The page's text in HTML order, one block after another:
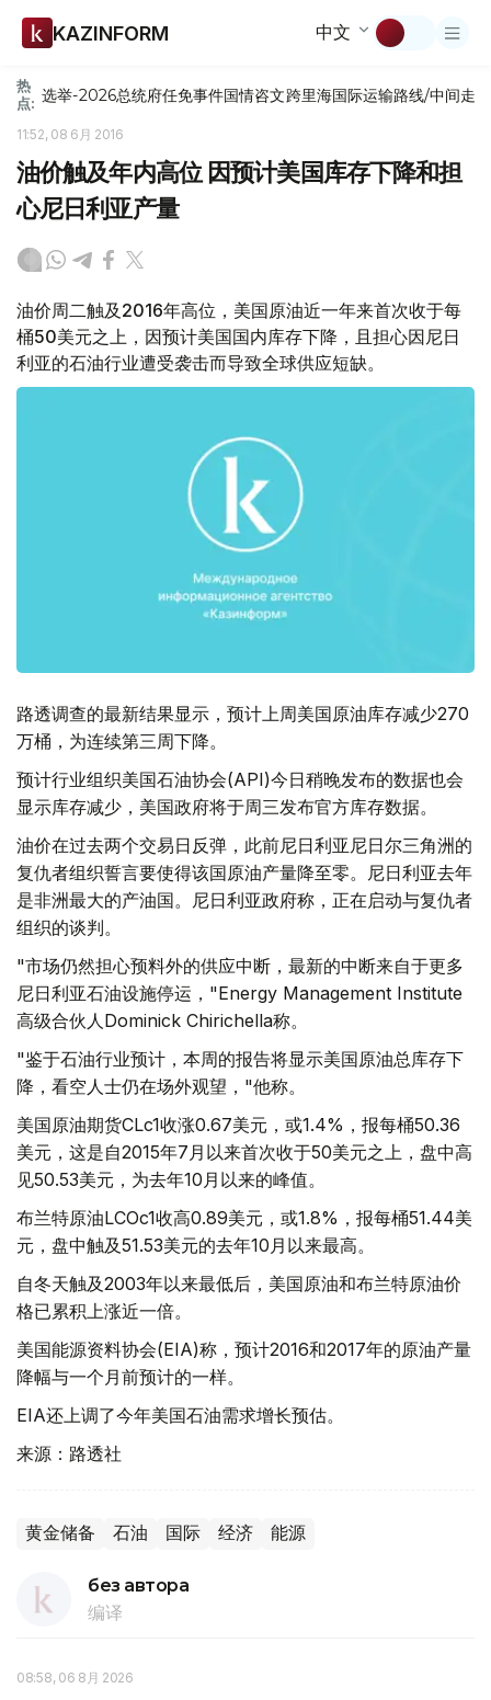
KAZINFORM 中文
热
点: 选举-2026总统府任免事件国情咨文跨里海国际运输路线/中间走廊
11:52, 08 6月 2016
油价触及年内高位 因预计美国库存下降和担
心尼日利亚产量
油价周二触及2016年高位，美国原油近一年来首次收于每
桶50美元之上，因预计美国国内库存下降，且担心因尼日
利亚的石油行业遭受袭击而导致全球供应短缺。
路透调查的最新结果显示，预计上周美国原油库存减少270
万桶，为连续第三周下降。
预计行业组织美国石油协会(API)今日稍晚发布的数据也会
显示库存减少，美国政府将于周三发布官方库存数据。
油价在过去两个交易日反弹，此前尼日利亚尼日尔三角洲的
复仇者组织誓言要使得该国原油产量降至零。尼日利亚去年
是非洲最大的产油国。尼日利亚政府称，正在启动与复仇者
组织的谈判。
"市场仍然担心预料外的供应中断，最新的中断来自于更多
尼日利亚石油设施停运，"Energy Management Institute
高级合伙人Dominick Chirichella称。
"鉴于石油行业预计，本周的报告将显示美国原油总库存下
降，看空人士仍在场外观望，"他称。
美国原油期货CLc1收涨0.67美元，或1.4%，报每桶50.36
美元，这是自2015年7月以来首次收于50美元之上，盘中高
见50.53美元，为去年10月以来的峰值。
布兰特原油LCOc1收高0.89美元，或1.8%，报每桶51.44美
元，盘中触及51.53美元的去年10月以来最高。
自冬天触及2003年以来最低后，美国原油和布兰特原油价
格已累积上涨近一倍。
美国能源资料协会(EIA)称，预计2016和2017年的原油产量
降幅与一个月前预计的一样。
EIA还上调了今年美国石油需求增长预估。
来源：路透社
黄金储备 石油 国际 经济 能源
без автора
编译
08:58, 06 8月 2026